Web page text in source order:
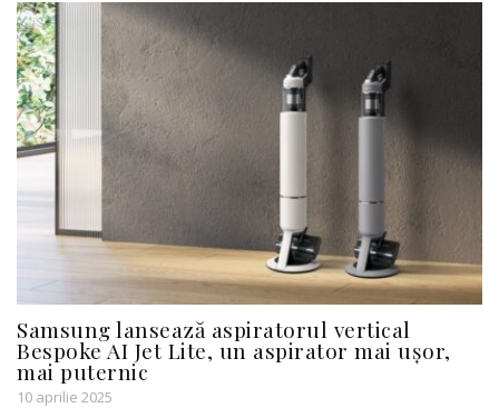
Samsung lansează aspiratorul vertical
Bespoke AI Jet Lite, un aspirator mai ușor,
mai puternic
10 aprilie 2025